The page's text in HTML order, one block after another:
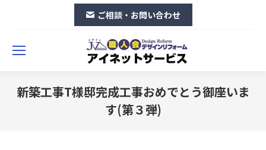
ご相談・お問い合わせ
新築工事T様邸完成工事おめでとう御座いま
す(第３弾)